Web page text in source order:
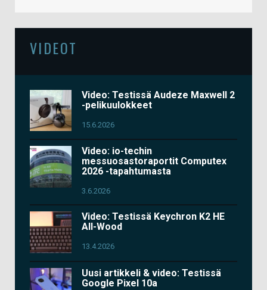
VIDEOT
Video: Testissä Audeze Maxwell 2
-pelikuulokkeet
15.6.2026
Video: io-techin
messuosastoraportit Computex
2026 -tapahtumasta
3.6.2026
Video: Testissä Keychron K2 HE
All-Wood
13.4.2026
Uusi artikkeli & video: Testissä
Google Pixel 10a